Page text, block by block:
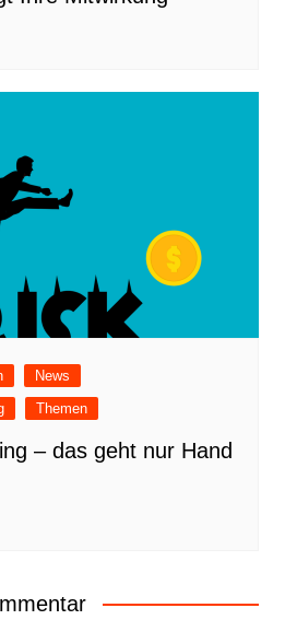
News
Themen
– das geht nur Hand